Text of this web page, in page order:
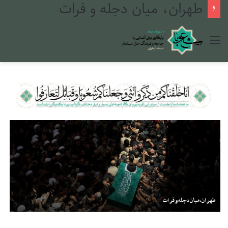
طهران، میان دجله و فرات
منو
طهران، میان دجله و فرات